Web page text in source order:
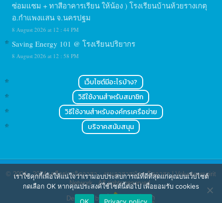
ซ่อมแซม + ทาสีอาคารเรียน ให้น้อง ) โรงเรียนบ้านห้วยรางเกตุ
อ.กำแพงแสน จ.นครปฐม
8 August 2026 at 12 : 44 PM
Saving Energy 101 @ โรงเรียนปริยากร
8 August 2026 at 12 : 58 PM
เว็บไซต์มีอะไรบ้าง?
วิธีใช้งานสำหรับสมาชิก
วิธีใช้งานสำหรับองค์กรเครือข่าย
บริจาคสนับสนุน
© 2004 - 2024เครือข่ายจิตอาสา : งานอาสาสมัคร จิตอาสา | Volunteerspirit
Network. All rights reserved.
Designed by
เราใช้คุกกี้เพื่อให้แน่ใจว่าเรามอบประสบการณ์ที่ดีที่สุดแก่คุณบนเว็บไซต์
กดเลือก OK หากคุณประสงค์ใช้ไซต์นี้ต่อไป เพื่อยอมรับ cookies
OK
Privacy policy